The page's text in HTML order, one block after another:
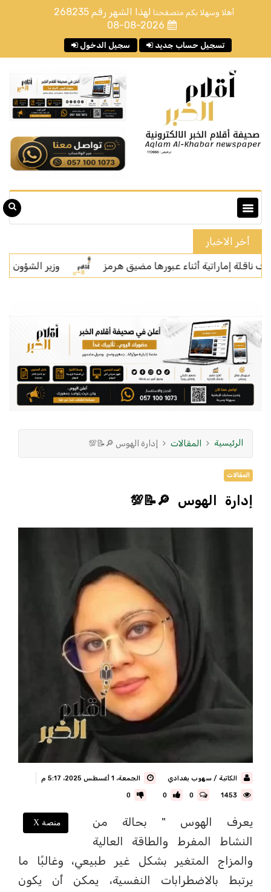
أهلا وسهلا بكم متصفحنا لهذا الشهر رقم 268235
08-08-2026
سجيل الدخول تسجيل حساب جديد
أخر الاخبار
أثناء عبورها مضيق هرمز وزير الشؤون الإسلامية
الرئيسية المقالات إدارة الهوس 🔎📝💯
المقالات
إدارة الهوس 🔎📝💯
الكاتبة / سهوب بغدادي الجمعة، 1 أغسطس 2025، 5:17 م
0
0
0
منصة X
يعرف الهوس " بحالة من
النشاط المفرط والطاقة العالية
والمزاج المتغير بشكل غير طبيعي، وغالبًا ما
يرتبط بالاضطرابات النفسية، يمكن أن يكون